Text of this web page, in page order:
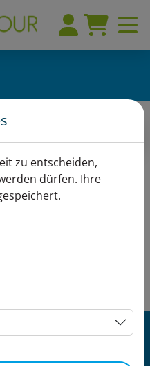
zu entscheiden,
dürfen. Ihre